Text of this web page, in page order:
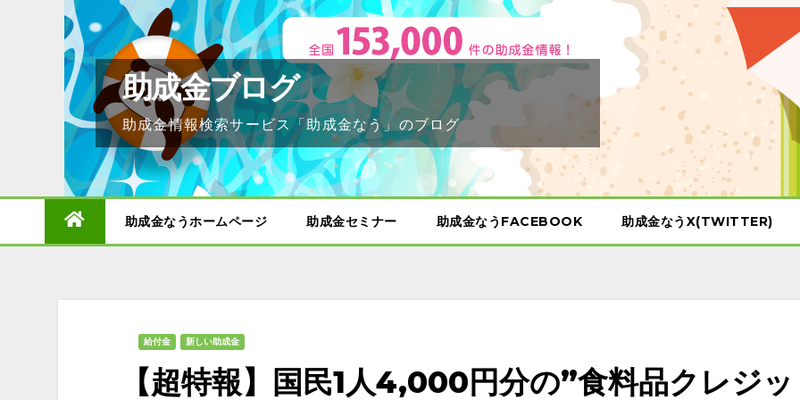
助成金ブログ
助成金情報検索サービス「助成金なう」のブログ
助成金なうホームページ 助成金セミナー 助成金なうFACEBOOK 助成金なうX(TWITTER)
給付金 新しい助成金
【超特報】国民1人4,000円分の”食料品クレジッ